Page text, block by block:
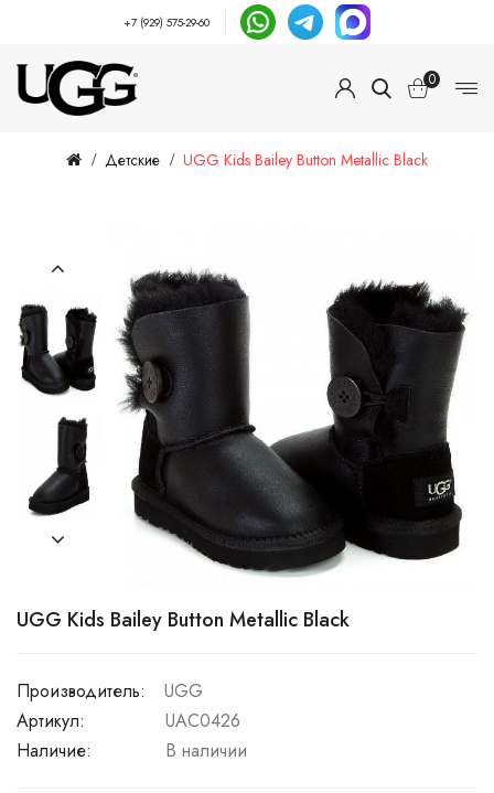
+7 (929) 575-29-60
0
Детские UGG Kids Bailey Button Metallic Black
UGG Kids Bailey Button Metallic Black
Производитель:
UGG
Артикул:
UAC0426
Наличие:
В наличии